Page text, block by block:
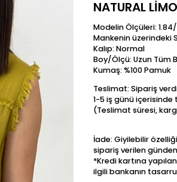
NATURAL
Modelin Ölçüleri:
Mankenin üzerindeki
Kalıp: Normal
Boy/Ölçü: Uzun Tüm
Kumaş: %100 Pamuk
Teslimat: Sipariş
1-5 iş günü
(Teslimat süresi,
İade: Giyilebilir
sipariş verilen
*Kredi kartına
ilgili bankanın